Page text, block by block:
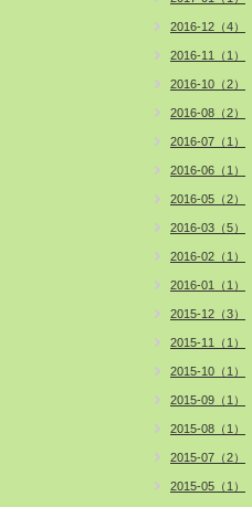
2016-12（4）
2016-11（1）
2016-10（2）
2016-08（2）
2016-07（1）
2016-06（1）
2016-05（2）
2016-03（5）
2016-02（1）
2016-01（1）
2015-12（3）
2015-11（1）
2015-10（1）
2015-09（1）
2015-08（1）
2015-07（2）
2015-05（1）